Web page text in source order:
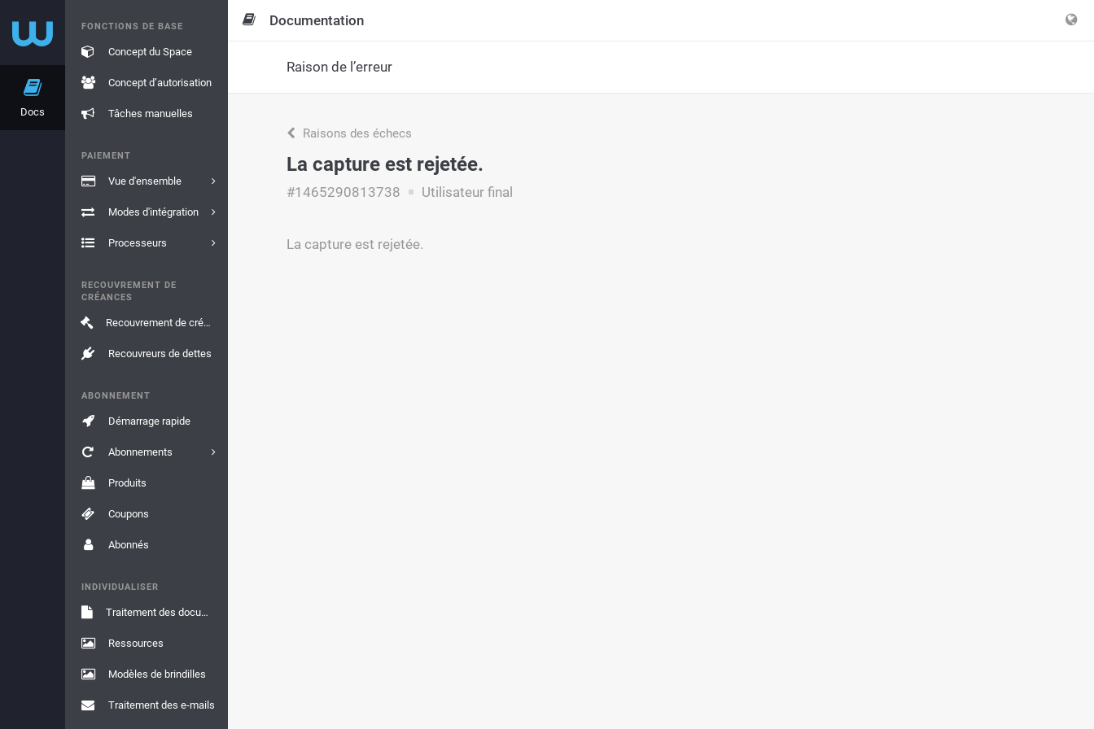
Docs
FONCTIONS DE BASE
Concept du Space
Concept d’autorisation
Tâches manuelles
PAIEMENT
Vue d'ensemble
Modes d'intégration
Processeurs
RECOUVREMENT DE
CRÉANCES
Recouvrement de créances
Recouvreurs de dettes
ABONNEMENT
Démarrage rapide
Abonnements
Produits
Coupons
Abonnés
INDIVIDUALISER
Traitement des documents
Ressources
Modèles de brindilles
Traitement des e-mails
Documentation
Raison de l’erreur
Raisons des échecs
La capture est rejetée.
#1465290813738 Utilisateur final
La capture est rejetée.